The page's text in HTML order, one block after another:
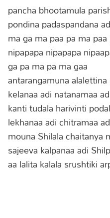
pancha bhootamula
pondina padaspandana
ma ga ma paa pa ma
nipapapa nipapapa
ga pa ma pa ma gaa
antarangamuna
kelanaa adi natanamaa
kanti tudala harivinti
lekhanaa adi chitramaa
mouna Shilala chaitanya
sajeeva kalpanaa adi
aa lalita kalala srushtiki